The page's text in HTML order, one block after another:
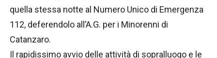
quella stessa notte al Numero Unico di Emergenza
112, deferendolo all’A.G. per i Minorenni di
Catanzaro.
Il rapidissimo avvio delle attività di sopralluogo e le